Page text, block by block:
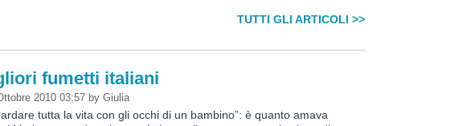
TUTTI GLI ARTICOLI >>
fumetti italiani
2010 03:57 byGiulia
tutta la vita con gli occhi di un bambino”: è quanto amava